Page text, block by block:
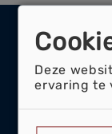
In ons
Deze
ervaring te